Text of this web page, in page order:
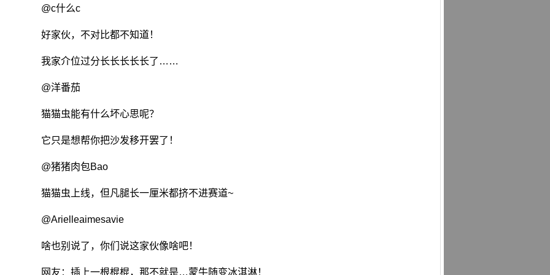
@c什么c
好家伙，不对比都不知道！
我家介位过分长长长长长了……
@洋番茄
猫猫虫能有什么坏心思呢？
它只是想帮你把沙发移开罢了！
@猪猪肉包Bao
猫猫虫上线，但凡腿长一厘米都挤不进赛道~
@Arielleaimesavie
啥也别说了，你们说这家伙像啥吧！
网友：插上一根棍棍，那不就是…蒙牛随变冰淇淋！